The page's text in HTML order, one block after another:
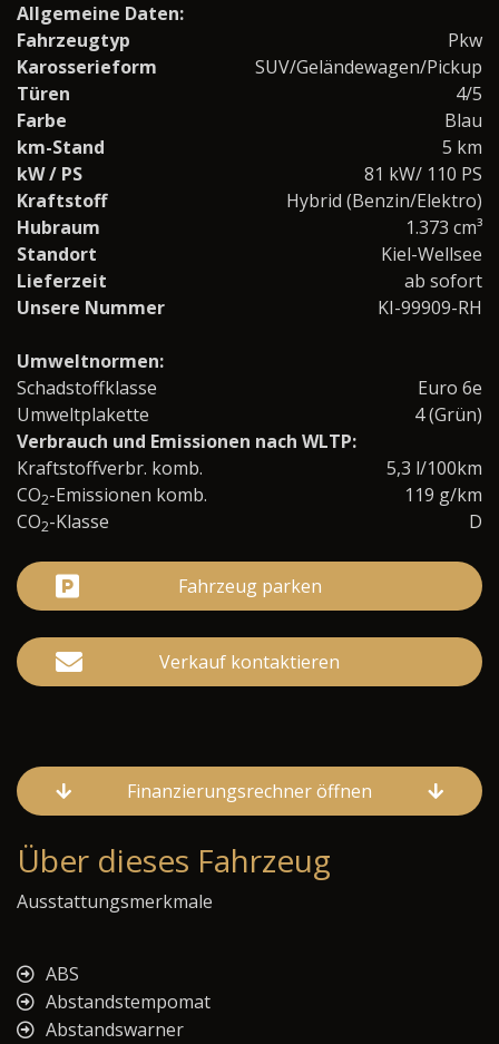
Allgemeine Daten:
Fahrzeugtyp
Pkw
Karosserieform
SUV/Geländewagen/Pickup
Türen
4/5
Farbe
Blau
km-Stand
5 km
kW / PS
81 kW/ 110 PS
Kraftstoff
Hybrid (Benzin/Elektro)
Hubraum
1.373 cm³
Standort
Kiel-Wellsee
Lieferzeit
ab sofort
Unsere Nummer
KI-99909-RH
Umweltnormen:
Schadstoffklasse
Euro 6e
Umweltplakette
4 (Grün)
Verbrauch und Emissionen nach WLTP:
Kraftstoffverbr. komb.
5,3 l/100km
CO2-Emissionen komb.
119 g/km
CO2-Klasse D
Fahrzeug parken
Verkauf kontaktieren
Finanzierungsrechner öffnen
Über dieses Fahrzeug
Ausstattungsmerkmale
ABS
Abstandstempomat
Abstandswarner